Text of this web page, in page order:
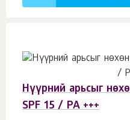
Нүүрний арьсыг
SPF 15 / PA +++